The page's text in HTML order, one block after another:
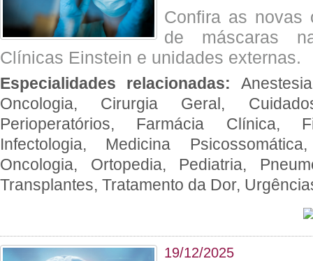
Confira as novas
de máscaras
Clínicas Einstein e unidades externas.
Especialidades relacionadas:
Oncologia, Cirurgia Geral,
Perioperatórios, Farmácia Clínica,
Infectologia, Medicina
Oncologia, Ortopedia, Pediatria,
Transplantes, Tratamento da Dor,
19/12/2025